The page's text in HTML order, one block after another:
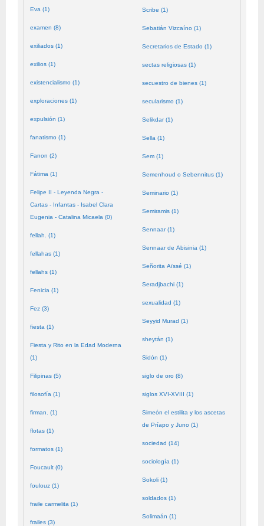
Eva (1)
examen (8)
exiliados (1)
exilios (1)
existencialismo (1)
exploraciones (1)
expulsión (1)
fanatismo (1)
Fanon (2)
Fátima (1)
Felipe II - Leyenda Negra -
Cartas - Infantas - Isabel Clara
Eugenia - Catalina Micaela (0)
fellah. (1)
fellahas (1)
fellahs (1)
Fenicia (1)
Fez (3)
fiesta (1)
Fiesta y Rito en la Edad Moderna
(1)
Filipinas (5)
filosofía (1)
firman. (1)
flotas (1)
formatos (1)
Foucault (0)
foulouz (1)
fraile carmelita (1)
frailes (3)
Scribe (1)
Sebatián Vizcaíno (1)
Secretarios de Estado (1)
sectas religiosas (1)
secuestro de bienes (1)
secularismo (1)
Selikdar (1)
Sella (1)
Sem (1)
Semenhoud o Sebennitus (1)
Seminario (1)
Semiramis (1)
Sennaar (1)
Sennaar de Abisinia (1)
Señorita Aïssé (1)
Seradjbachi (1)
sexualidad (1)
Seyyid Murad (1)
sheytán (1)
Sidón (1)
siglo de oro (8)
siglos XVI-XVIII (1)
Simeón el estilita y los ascetas
de Príapo y Juno (1)
sociedad (14)
sociología (1)
Sokoli (1)
soldados (1)
Solimaán (1)